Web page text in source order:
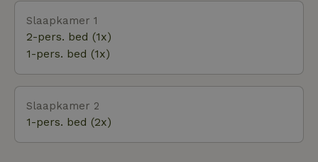
En nog veel andere dingen waarin het geluk verstopt
zit. Dit natuurhuisje is tijdens uw vakantie in Bosnië
een ideale plek voor gezinnen, vriendengroepen,
wandelaars, teambuilding, familiereunies,
vereniging- en studiereizen of themareizen. Maar
boven alles: een plek waar u van de rust, natuur,
een goed boek en de eenvoud van leven kunt genieten.
Slaapkamer 1
2-pers. bed (1x)
1-pers. bed (1x)
Slaapkamer 2
1-pers. bed (2x)